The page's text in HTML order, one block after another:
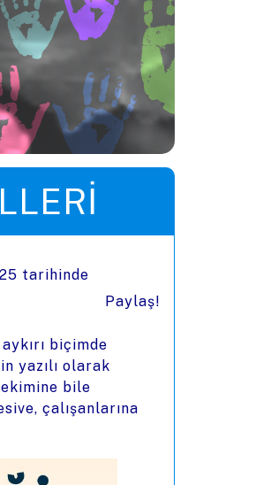
tarihinde
Paylaş!
biçimde
yazılı olarak
bile
çalışanlarına